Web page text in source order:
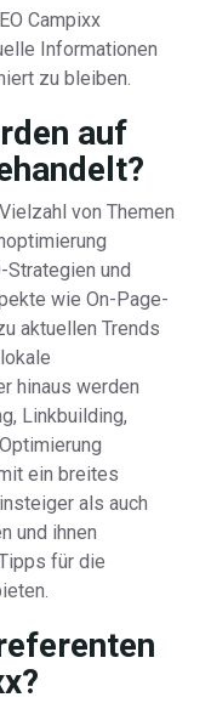
Campixx
Informationen
zu bleiben.
auf
von Themen
Strategien und
wie On-Page-
aktuellen Trends
hinaus werden
Linkbuilding,
ein breites
als auch
und ihnen
für die